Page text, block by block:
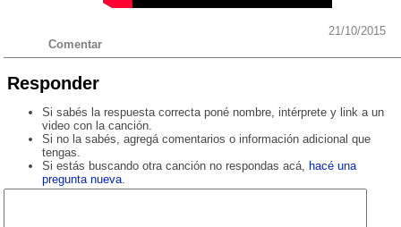
21/10/2015
Comentar
Responder
Si sabés la respuesta correcta poné nombre, intérprete y link a un
video con la canción.
Si no la sabés, agregá comentarios o información adicional que
tengas.
Si estás buscando otra canción no respondas acá, hacé una
pregunta nueva.